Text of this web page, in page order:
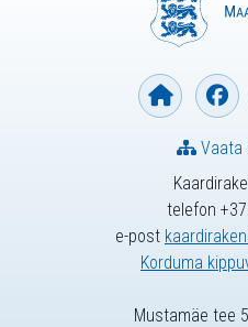
telefon
e-post
Korduma
Vaata
Mustamäe tee